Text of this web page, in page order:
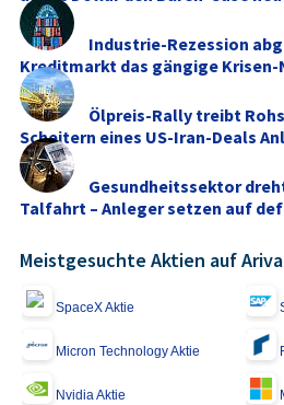
Industrie-Rezession
Kreditmarkt das gängige
Ölpreis-Rally treibt
Scheitern eines US-Iran-Deals
Gesundheitssektor
Talfahrt – Anleger setzen auf
Meistgesuchte Aktien auf
SpaceX Aktie
Micron Technology Aktie
Nvidia Aktie